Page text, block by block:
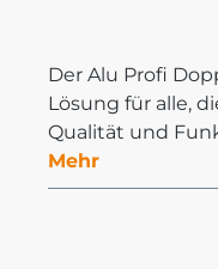
Der Alu Profi
Lösung für alle,
Qualität und
Mehr